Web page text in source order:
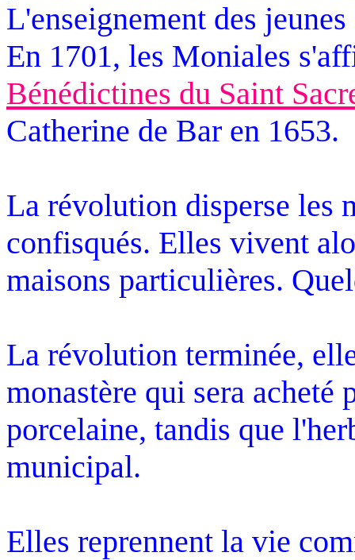
L'enseignement des
En 1701, les Moniales
Bénédictines du Saint
Catherine de Bar en 1653.
La révolution disperse les
confisqués. Elles vivent
maisons particulières.
La révolution terminée,
monastère qui sera acheté
porcelaine, tandis que
municipal.
Elles reprennent la vie